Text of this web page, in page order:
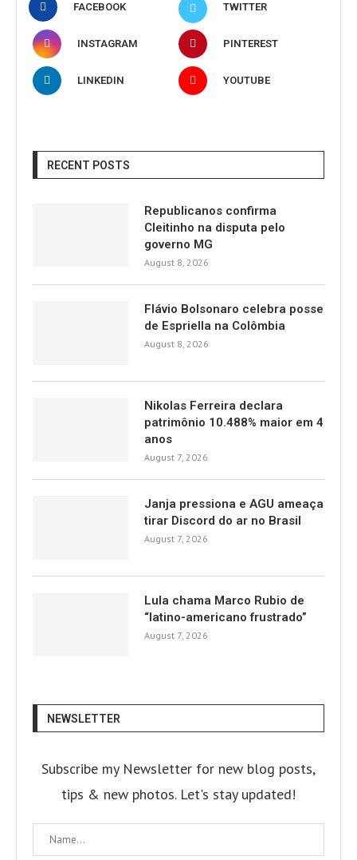
FACEBOOK TWITTER
INSTAGRAM PINTEREST
LINKEDIN YOUTUBE
RECENT POSTS
Republicanos confirma
Cleitinho na disputa pelo
governo MG
August 8, 2026
Flávio Bolsonaro celebra posse
de Espriella na Colômbia
August 8, 2026
Nikolas Ferreira declara
patrimônio 10.488% maior em 4
anos
August 7, 2026
Janja pressiona e AGU ameaça
tirar Discord do ar no Brasil
August 7, 2026
Lula chama Marco Rubio de
“latino-americano frustrado”
August 7, 2026
NEWSLETTER
Subscribe my Newsletter for new blog posts,
tips & new photos. Let's stay updated!